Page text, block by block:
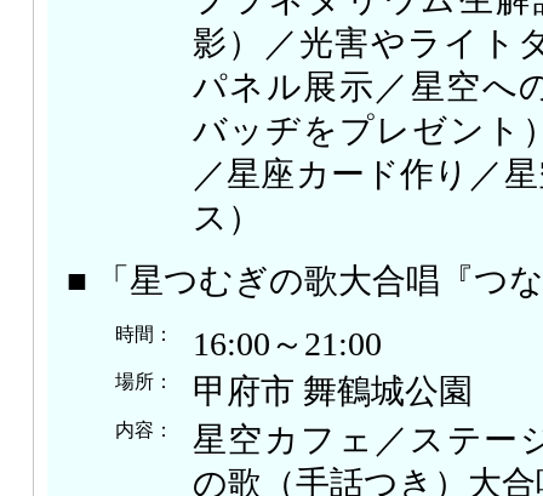
影）／光害やライト
パネル展示／星空へ
バッヂをプレゼント
／星座カード作り／
ス）
■ 「星つむぎの歌大合唱『つ
時間： 16:00～21:00
場所： 甲府市 舞鶴城公園
内容：
星空カフェ／ステー
の歌（手話つき）大合